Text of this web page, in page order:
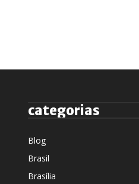
categorias
Blog
Brasil
Brasília